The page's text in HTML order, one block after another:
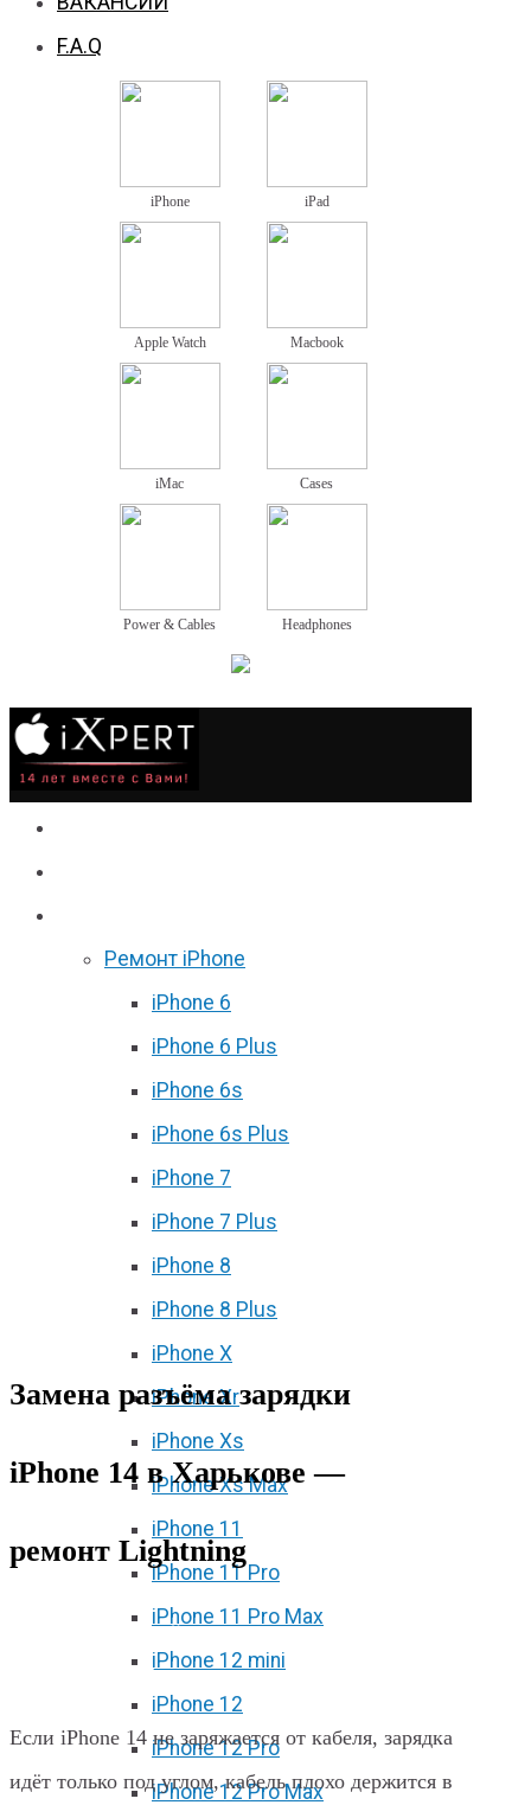
F.A.Q
iPhone iPad
Apple Watch Macbook
iMac Cases
Power & Cables Headphones
Ремонт iPhone
iPhone 6
iPhone 6 Plus
iPhone 6s
iPhone 6s Plus
iPhone 7
iPhone 7 Plus
iPhone 8
iPhone 8 Plus
iPhone X
iPhone Xr
iPhone Xs
iPhone Xs Max
iPhone 11
iPhone 11 Pro
iPhone 11 Pro Max
iPhone 12 mini
iPhone 12
iPhone 12 Pro
iPhone 12 Pro Max
Замена разъёма зарядки
iPhone 14 в Харькове —
ремонт Lightning
Замена разъёма зарядки iPhone 14
в Харькове
Если iPhone 14 не заряжается от кабеля, зарядка
идёт только под углом, кабель плохо держится в